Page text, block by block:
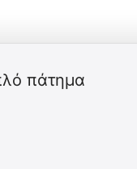
πάτημα